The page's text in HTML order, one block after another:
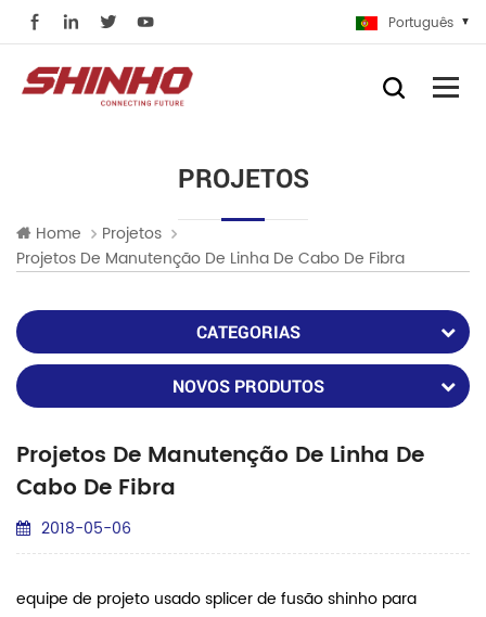
Português
PROJETOS
Home
Projetos
Projetos De Manutenção De Linha De Cabo De Fibra
CATEGORIAS
NOVOS PRODUTOS
Projetos De Manutenção De Linha De
Cabo De Fibra
2018-05-06
equipe de projeto usado splicer de fusão shinho para